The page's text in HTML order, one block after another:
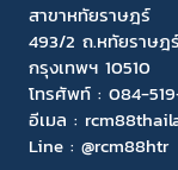
สาขาหทัยราษฎร์
493/2 ถ.หทัยราษฎ
กรุงเทพฯ 10510
โทรศัพท์ : 084-
อีเมล :
Line : @rcm88htr